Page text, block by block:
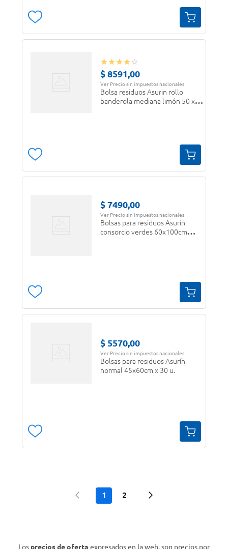
$ 8591,00
Ver Precio sin impuestos nacionales
Bolsa residuos Asurin rollo
banderola mediana limón 50 x
$ 7490,00
Ver Precio sin impuestos nacionales
Bolsas para residuos Asurín
consorcio verdes 60x100cm
$ 5570,00
Ver Precio sin impuestos nacionales
Bolsas para residuos Asurín
normal 45x60cm x 30 u.
1 2
Los precios de oferta expresados en la web, son precios por